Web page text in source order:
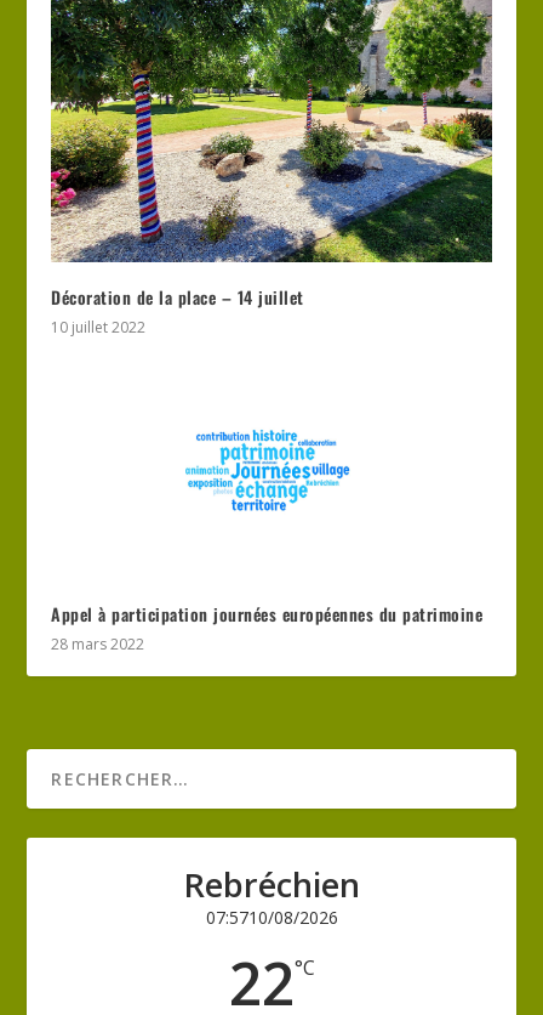
Décoration de la place – 14 juillet
10 juillet 2022
Appel à participation journées européennes du patrimoine
28 mars 2022
Rebréchien
07:5710/08/2026
22°C